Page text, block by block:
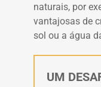
naturais, por
vantajosas de
sol ou a água
UM